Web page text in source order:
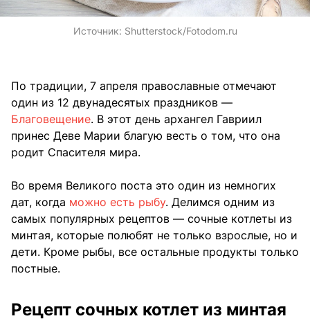
Источник: Shutterstock/Fotodom.ru
По традиции, 7 апреля православные отмечают
один из 12 двунадесятых праздников —
Благовещение. В этот день архангел Гавриил
принес Деве Марии благую весть о том, что она
родит Спасителя мира.
Во время Великого поста это один из немногих
дат, когда можно есть рыбу. Делимся одним из
самых популярных рецептов — сочные котлеты из
минтая, которые полюбят не только взрослые, но и
дети. Кроме рыбы, все остальные продукты только
постные.
Рецепт сочных котлет из минтая